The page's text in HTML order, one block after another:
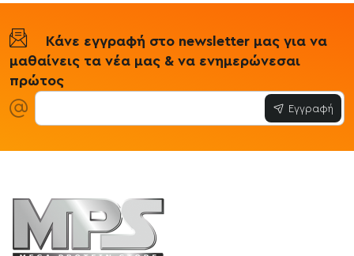
Κάνε εγγραφή στο newsletter μας για να
μαθαίνεις τα νέα μας & να ενημερώνεσαι
πρώτος
Εγγραφή